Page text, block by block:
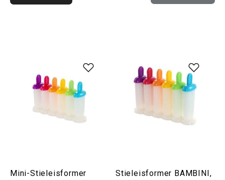
Mini-Stieleisformer
Stieleisformer BAMBINI,